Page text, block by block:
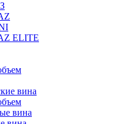
ELITE
вина
вина